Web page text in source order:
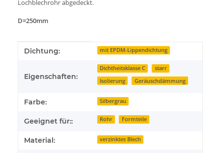
Lochblechrohr abgedeckt.
D=250mm
Produkteigenschaft
Wert
Dichtung: mit EPDM-Lippendichtung
Eigenschaften:
Dichtheitsklasse C
starr
Isolierung
Geräuschdämmung
Farbe: Silbergrau
Geeignet für:: Rohr Formteile
Material: verzinktes Blech